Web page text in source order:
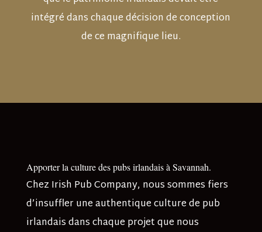
intégré dans chaque décision de conception
de ce magnifique lieu.
Apporter la culture des pubs irlandais à Savannah.
Chez Irish Pub Company, nous sommes fiers
d’insuffler une authentique culture de pub
irlandais dans chaque projet que nous